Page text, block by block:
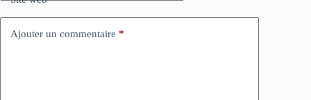
Ajouter un commentaire *
v
e